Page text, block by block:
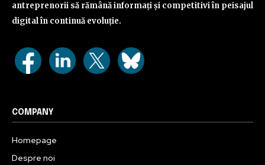
antreprenorii să rămână informați și competitivi în peisajul
digital în continuă evoluție.
COMPANY
Homepage
Despre noi